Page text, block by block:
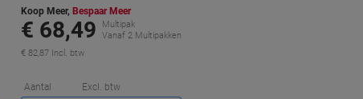
Korting
Koop Meer, Bespaar Meer
€ 68,49
Multipak
Vanaf 2 Multipakken
€ 82,87 Incl. btw
Aantal Excl. btw